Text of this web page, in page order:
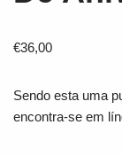
€36,00
Sendo esta uma
encontra-se em